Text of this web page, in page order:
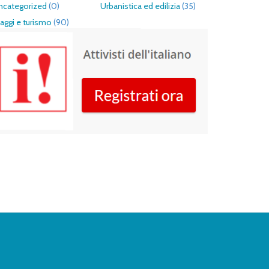
(0) Urbanistica ed edilizia(35)
e turismo (90)